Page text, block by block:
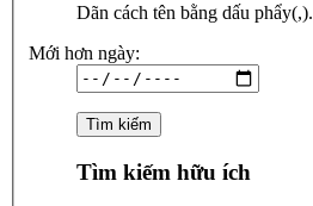
Dãn cách tên bằng dấu phẩy(,).
Mới hơn ngày:
Tìm kiếm hữu ích